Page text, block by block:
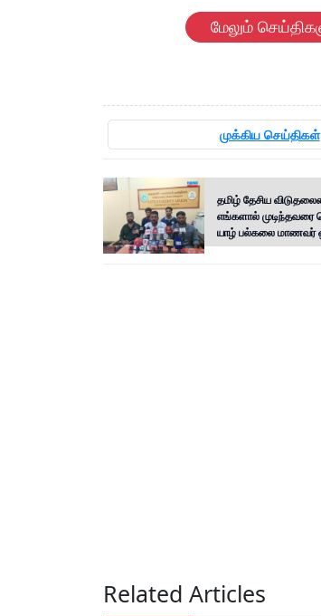
மேலும்
முக்கிய செய்திகள்
தமிழ் தேசிய
எங்களால்
யாழ் பல்கலை மாணவர்
Related Articles